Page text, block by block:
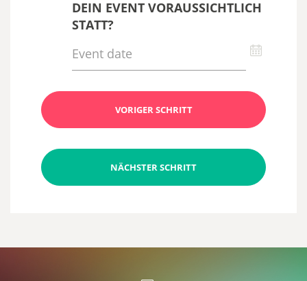
DEIN EVENT VORAUSSICHTLICH
STATT?
VORIGER SCHRITT
NÄCHSTER SCHRITT